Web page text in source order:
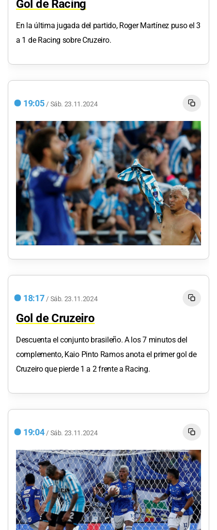
Gol de Racing
En la última jugada del partido, Roger Martínez puso el 3
a 1 de Racing sobre Cruzeiro.
19:05 / Sáb. 23.11.2024
18:17 / Sáb. 23.11.2024
Gol de Cruzeiro
Descuenta el conjunto brasileño. A los 7 minutos del
complemento, Kaio Pinto Ramos anota el primer gol de
Cruzeiro que pierde 1 a 2 frente a Racing.
19:04 / Sáb. 23.11.2024